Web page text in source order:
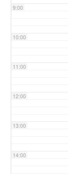
9:00
10:00
11:00
12:00
13:00
14:00